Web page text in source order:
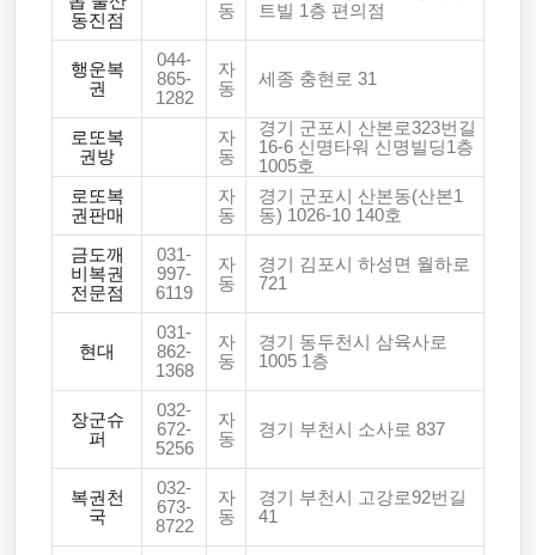
동진점
동
트빌 1층 편의점
행운복
권
044-
865-
1282
자
동
세종 충현로 31
로또복
권방
자
동
경기 군포시 산본로323번길
16-6 신명타워 신명빌딩1층
1005호
로또복
권판매
자
동
경기 군포시 산본동(산본1
동) 1026-10 140호
금도깨
비복권
전문점
031-
997-
6119
자
동
경기 김포시 하성면 월하로
721
현대
031-
862-
1368
자
동
경기 동두천시 삼육사로
1005 1층
장군슈
퍼
032-
672-
5256
자
동
경기 부천시 소사로 837
복권천
국
032-
673-
8722
자
동
경기 부천시 고강로92번길
41